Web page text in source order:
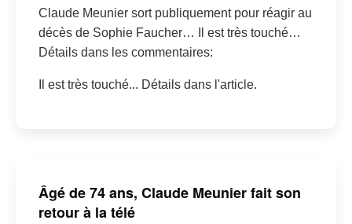
Claude Meunier sort publiquement pour réagir au
décès de Sophie Faucher… Il est très touché…
Détails dans les commentaires:
Il est très touché... Détails dans l'article.
Âgé de 74 ans, Claude Meunier fait son
retour à la télé